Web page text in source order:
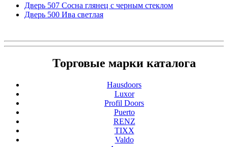
Дверь 507 Сосна глянец с черным стеклом
Дверь 500 Ива светлая
Торговые марки каталога
Hausdoors
Luxor
Profil Doors
Puerto
RENZ
TIXX
Valdo